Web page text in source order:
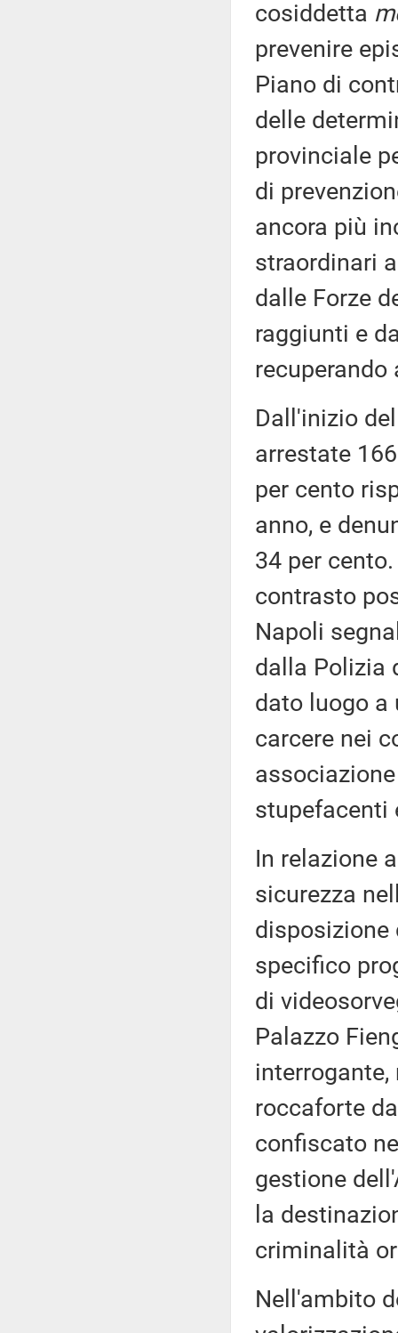
cosiddetta
prevenire
Piano di
delle
provinciale
di
ancora più
straordinari
dalle Forze
raggiunti e
Dall'inizio
arrestate
per cento
anno, e
34 per
contrasto
Napoli
dalla Polizia
dato luogo a
carcere nei
stupefacenti
In relazione
sicurezza
disposizione
specifico
di
Palazzo
roccaforte
confiscato
gestione
la
criminalità
Nell'ambito